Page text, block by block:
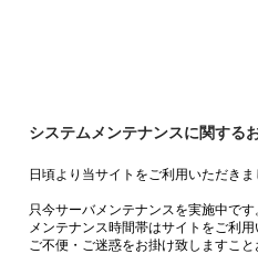
システムメンテナンスに関する
日頃より当サイトをご利用いただき
只今サーバメンテナンスを実施中です
メンテナンス時間帯はサイトをご利用
ご不便・ご迷惑をお掛け致しますこと